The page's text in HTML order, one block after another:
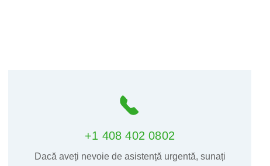
+1 408 402 0802
Dacă aveți nevoie de asistență urgentă, sunați